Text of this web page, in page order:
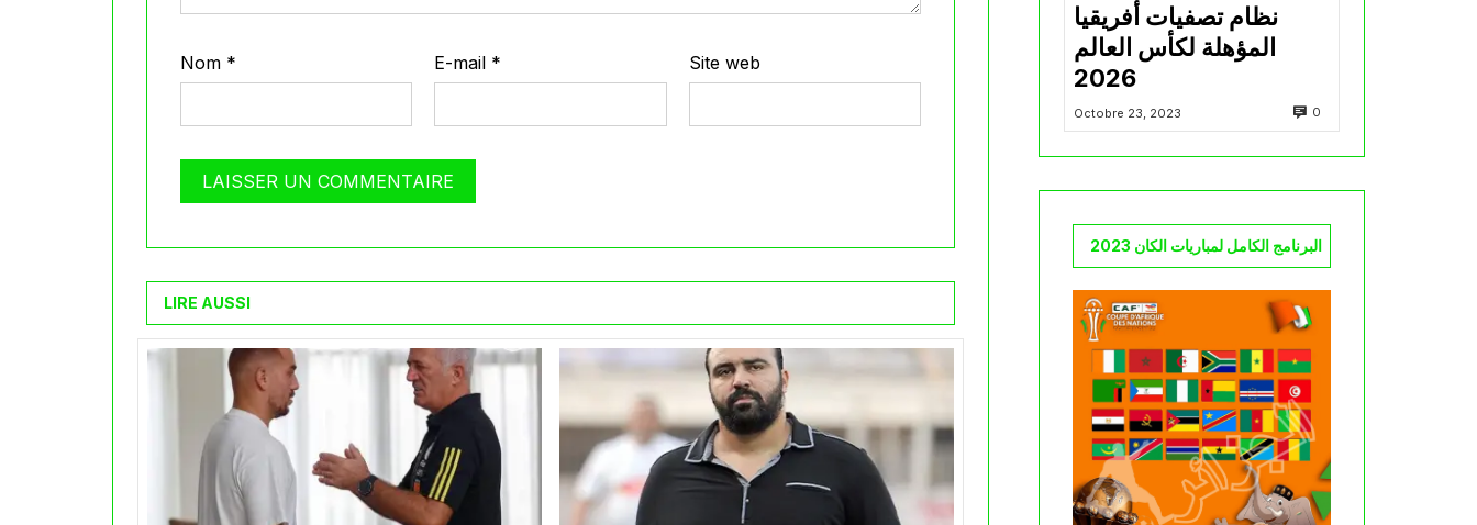
Nom * E-mail * Site web
LIRE AUSSI
نظام تصفيات أفريقيا
المؤهلة لكأس العالم
2026
Octobre 23, 2023 0
البرنامج الكامل لمباريات الكان 2023